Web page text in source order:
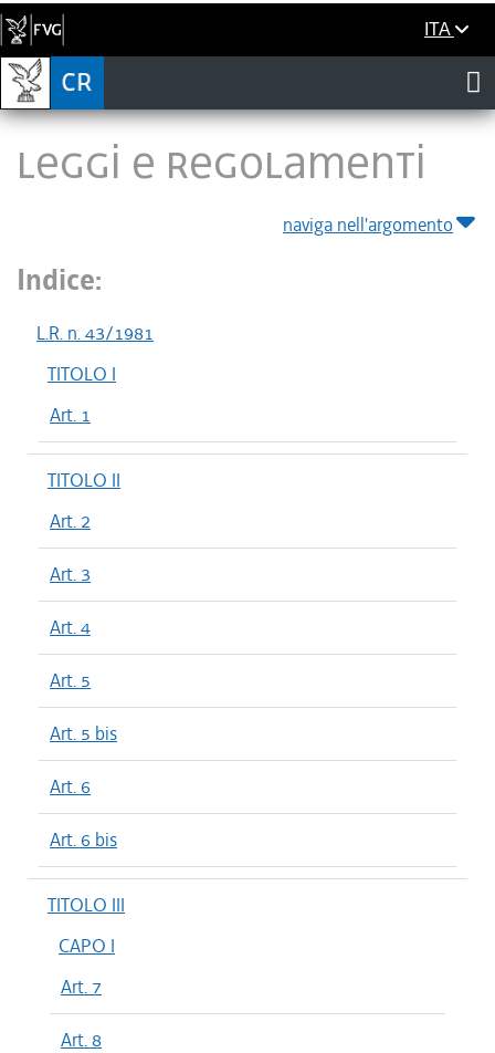
ITA
LEGGI E REGOLAMENTI
naviga nell'argomento
Indice:
L.R. n. 43/1981
TITOLO I
Art. 1
TITOLO II
Art. 2
Art. 3
Art. 4
Art. 5
Art. 5 bis
Art. 6
Art. 6 bis
TITOLO III
CAPO I
Art. 7
Art. 8